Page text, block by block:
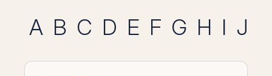
A B C D E F G H I J